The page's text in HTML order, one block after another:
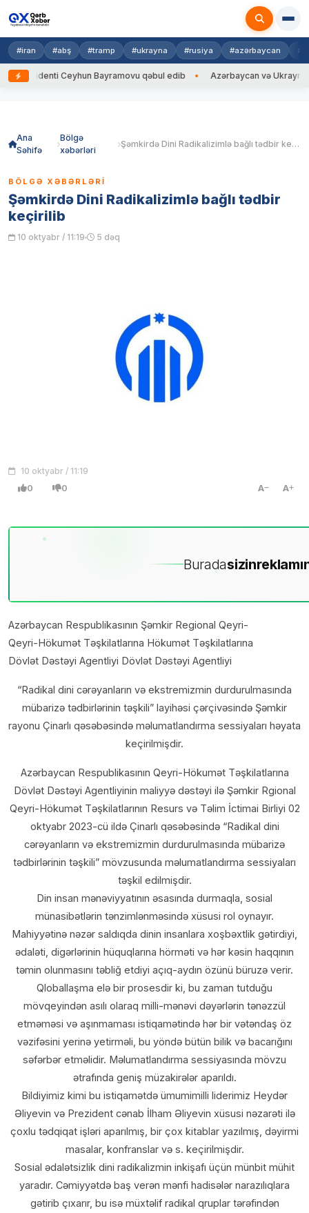
#iran #abş #tramp #ukrayna #rusiya #azərbaycan
Ceyhun Bayramovu qəbul edib Azərbaycan və Ukrayna XİN
Ana
Səhifə
Bölgə
xəbərləri
Şəmkirdə Dini Radikalizimlə bağlı tədbir keçirilib
BÖLGƏ XƏBƏRLƏRI
Şəmkirdə Dini Radikalizimlə bağlı tədbir
keçirilib
10 oktyabr / 11:19 5 dəq
10 oktyabr / 11:19
0 0 A A
Buradasizin
Azərbaycan Respublikasının Şəmkir Regional Qeyri-
Qeyri-Hökumət Təşkilatlarına Hökumət Təşkilatlarına
Dövlət Dəstəyi Agentliyi Dövlət Dəstəyi Agentliyi
“Radikal dini cərəyanların və ekstremizmin durdurulmasında
mübarizə tədbirlərinin təşkili” layihəsi çərçivəsində Şəmkir
rayonu Çinarlı qəsəbəsində məlumatlandırma sessiyaları həyata
keçirilmişdir.
Azərbaycan Respublikasının Qeyri-Hökumət Təşkilatlarına
Dövlət Dəstəyi Agentliyinin maliyyə dəstəyi ilə Şəmkir Rgional
Qeyri-Hökumət Təşkilatlarının Resurs və Təlim İctimai Birliyi 02
oktyabr 2023-cü ildə Çinarlı qəsəbəsində “Radikal dini
cərəyanların və ekstremizmin durdurulmasında mübarizə
tədbirlərinin təşkili” mövzusunda məlumatlandırma sessiyaları
təşkil edilmişdir.
Din insan mənəviyyatının əsasında durmaqla, sosial
münasibətlərin tənzimlənməsində xüsusi rol oynayır.
Mahiyyətinə nəzər saldıqda dinin insanlara xoşbəxtlik gətirdiyi,
ədaləti, digərlərinin hüquqlarına hörməti və hər kəsin haqqının
təmin olunmasını təbliğ etdiyi açıq-aydın özünü büruzə verir.
Qloballaşma elə bir prosesdir ki, bu zaman tutduğu
mövqeyindən asılı olaraq milli-mənəvi dəyərlərin tənəzzül
etməməsi və aşınmaması istiqamətində hər bir vətəndaş öz
vəzifəsini yerinə yetirməli, bu yöndə bütün bilik və bacarığını
səfərbər etməlidir. Məlumatlandırma sessiyasında mövzu
ətrafında geniş müzakirələr aparıldı.
Bildiyimiz kimi bu istiqamətdə ümumimilli liderimiz Heydər
Əliyevin və Prezident cənab İlham Əliyevin xüsusi nəzarəti ilə
çoxlu tədqiqat işləri aparılmış, bir çox kitablar yazılmış, dəyirmi
masalar, konfranslar və s. keçirilmişdir.
Sosial ədalətsizlik dini radikalizmin inkişafı üçün münbit mühit
yaradır. Cəmiyyətdə baş verən mənfi hadisələr narazılıqlara
gətirib çıxarır, bu isə müxtəlif radikal qruplar tərəfindən